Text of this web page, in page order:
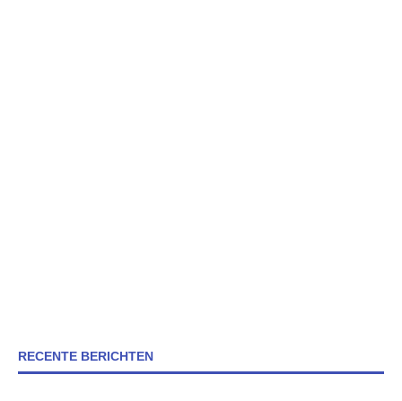
RECENTE BERICHTEN